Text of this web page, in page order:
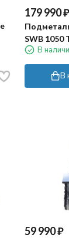
179 990₽
SWB 1050
В
В
59 990₽